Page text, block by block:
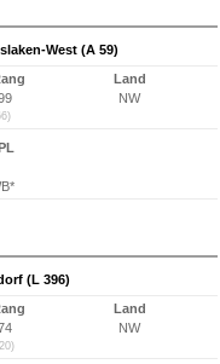
West (A 59)
Land
NW
(L 396)
Land
NW